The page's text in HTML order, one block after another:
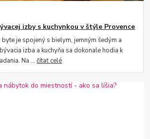
izby s kuchynkou v štýle Provence
je spojený s bielym, jemným šedým a
izba a kuchyňa sa dokonale hodia k
Na ...čítať celé